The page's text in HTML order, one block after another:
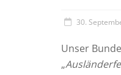
30.
Unser
„